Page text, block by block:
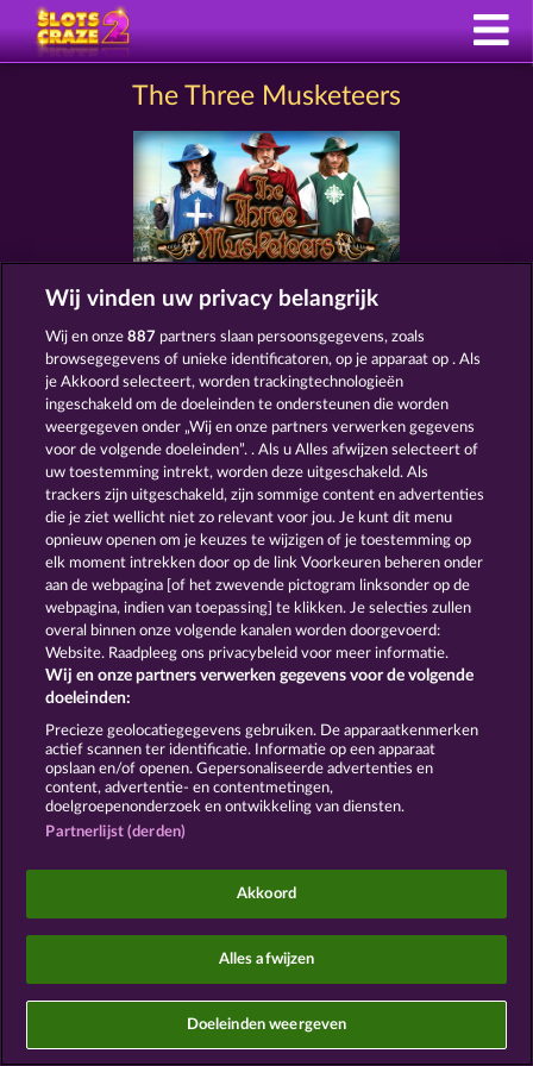
The Three Musketeers
Algemene voorwaarden Privacyverklaring
Colofon Bedrijf FAQ Facebook
Terugbetalingsverzoek indienen
Sociale casino games zijn enkel bedoeld voor
entertainment en hebben absoluut geen enkele
invloed op mogelijk toekomstig succes in het
gokken met echt geld.
©2026 Whow Games GmbH
Wij vinden uw privacy belangrijk
Wij en onze887 partners slaan persoonsgegevens, zoals
browsegegevens of unieke identificatoren, op je apparaat op . Als
je Akkoord selecteert, worden trackingtechnologieën
ingeschakeld om de doeleinden te ondersteunen die worden
weergegeven onder „Wij en onze partners verwerken gegevens
voor de volgende doeleinden”. . Als u Alles afwijzen selecteert of
uw toestemming intrekt, worden deze uitgeschakeld. Als
trackers zijn uitgeschakeld, zijn sommige content en advertenties
die je ziet wellicht niet zo relevant voor jou. Je kunt dit menu
opnieuw openen om je keuzes te wijzigen of je toestemming op
elk moment intrekken door op de link Voorkeuren beheren onder
aan de webpagina [of het zwevende pictogram linksonder op de
webpagina, indien van toepassing] te klikken. Je selecties zullen
overal binnen onze volgende kanalen worden doorgevoerd:
Website. Raadpleeg ons privacybeleid voor meer informatie.
Wij en onze partners verwerken gegevens voor de volgende
doeleinden:
Precieze geolocatiegegevens gebruiken. De apparaatkenmerken
actief scannen ter identificatie. Informatie op een apparaat
opslaan en/of openen. Gepersonaliseerde advertenties en
content, advertentie- en contentmetingen,
doelgroepenonderzoek en ontwikkeling van diensten.
Partnerlijst (derden)
Akkoord
Alles afwijzen
Doeleinden weergeven